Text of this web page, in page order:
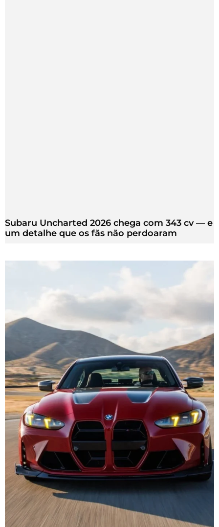
Subaru Uncharted 2026 chega com 343 cv — e
um detalhe que os fãs não perdoaram